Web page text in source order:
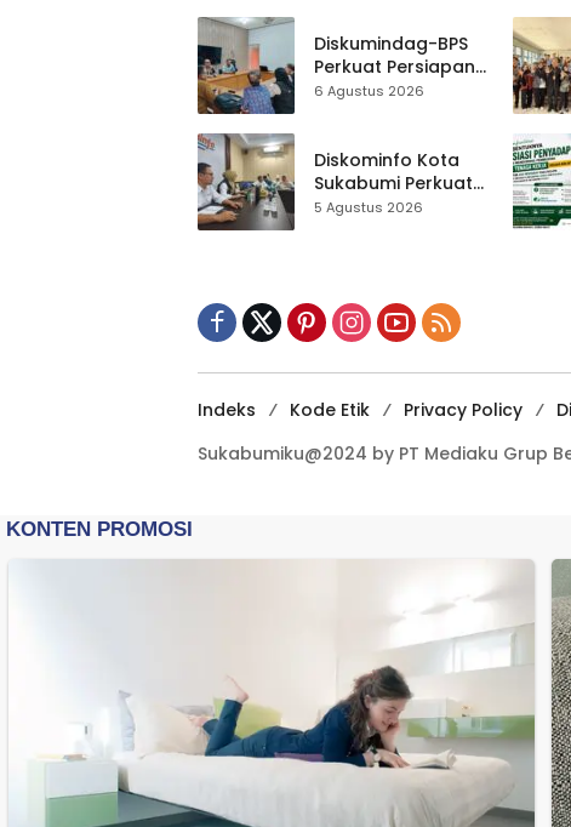
Hampir 500 Koleksi
Dipisahkan
Diskumindag-BPS
Perkuat Persiapan
Sensus Ekonomi,
Terbuka Beri Data
6 Agustus 2026
Diskominfo Kota
Sukabumi Perkuat
Satu Data
Dikebut
5 Agustus 2026
Indeks Kode Etik Privacy Policy
Sukabumiku@2024 by PT Mediaku Grup